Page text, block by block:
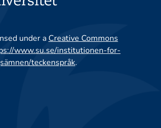
under a Creative Commons
www.su.se/institutionen-for-
teckenspråk.